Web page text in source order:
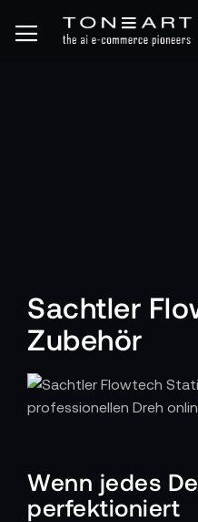
Sachtler
Zubehör
Wenn jedes
perfektioniert